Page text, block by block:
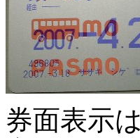
券面表示